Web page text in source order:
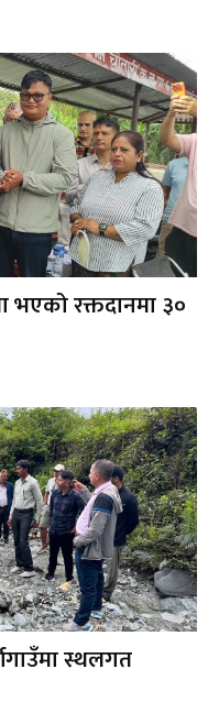
भएको रक्तदानमा ३०
स्थलगत